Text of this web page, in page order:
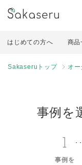
はじめての方へ 商品
Sakaseruトップ オ
事例を
1
事例を